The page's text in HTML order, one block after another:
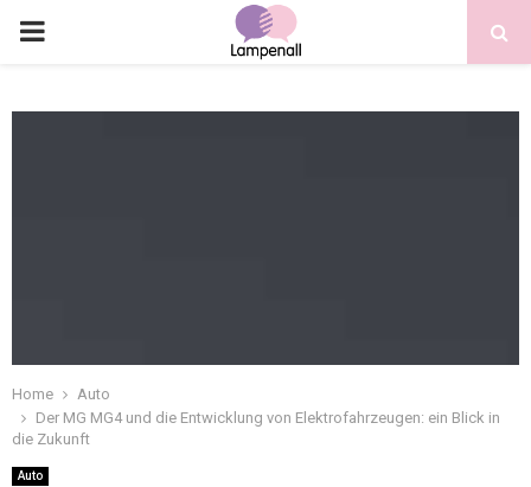
Home
Auto
Der MG MG4 und die Entwicklung von Elektrofahrzeugen: ein Blick in
die Zukunft
Auto